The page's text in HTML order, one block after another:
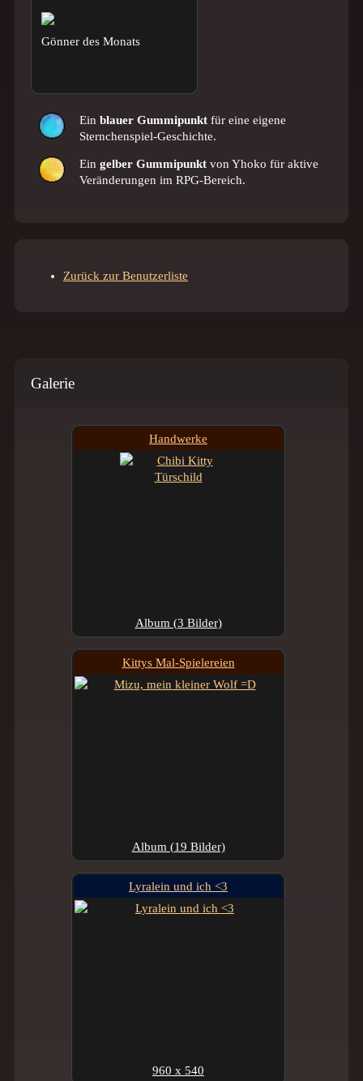
Gönner des Monats
Ein blauer Gummipunkt für eine eigene
Sternchenspiel-Geschichte.
Ein gelber Gummipunkt von Yhoko für aktive
Veränderungen im RPG-Bereich.
Zurück zur Benutzerliste
Galerie
Handwerke
Album (3 Bilder)
Kittys Mal-Spielereien
Album (19 Bilder)
Lyralein und ich <3
960 x 540